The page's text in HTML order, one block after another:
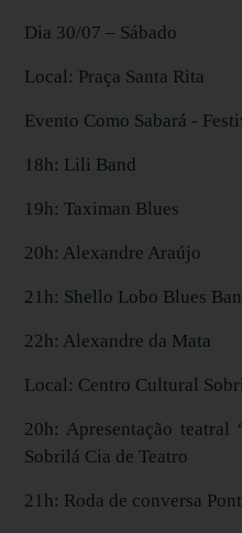
Dia 30/07 – Sábado
Local: Praça Santa Rita
Evento Como Sabará -
18h: Lili Band
19h: Taximan Blues
20h: Alexandre Araújo
21h: Shello Lobo Blues
22h: Alexandre da Mata
Local: Centro Cultural
20h: Apresentação
Sobrilá Cia de Teatro
21h: Roda de conversa